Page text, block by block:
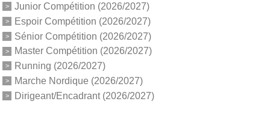
Junior Compétition (2026/2027)
Espoir Compétition (2026/2027)
Sénior Compétition (2026/2027)
Master Compétition (2026/2027)
Running (2026/2027)
Marche Nordique (2026/2027)
Dirigeant/Encadrant (2026/2027)